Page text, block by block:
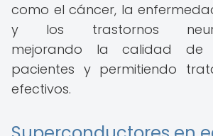
como el cáncer, la
y los trastornos
mejorando la calidad
pacientes y permitiendo
efectivos.